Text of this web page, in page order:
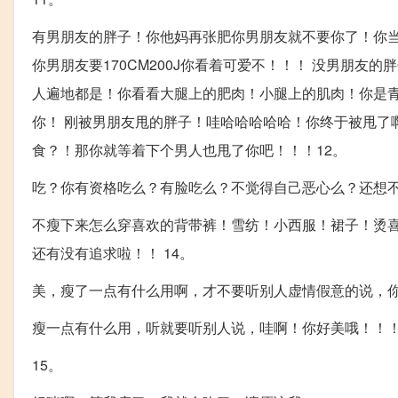
有男朋友的胖子！你他妈再张肥你男朋友就不要你了！
你男朋友要170CM200J你看着可爱不！！！ 没男朋友的
人遍地都是！你看看大腿上的肥肉！小腿上的肌肉！你
你！ 刚被男朋友甩的胖子！哇哈哈哈哈哈！你终于被甩
食？！那你就等着下个男人也甩了你吧！！！12。
吃？你有资格吃么？有脸吃么？不觉得自己恶心么？还
不瘦下来怎么穿喜欢的背带裤！雪纺！小西服！裙子！
还有没有追求啦！！ 14。
美，瘦了一点有什么用啊，才不要听别人虚情假意的说，
瘦一点有什么用，听就要听别人说，哇啊！你好美哦！！
15。